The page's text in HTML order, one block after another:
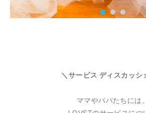
＼サービス ディスカッシ
ママやパパたちには、